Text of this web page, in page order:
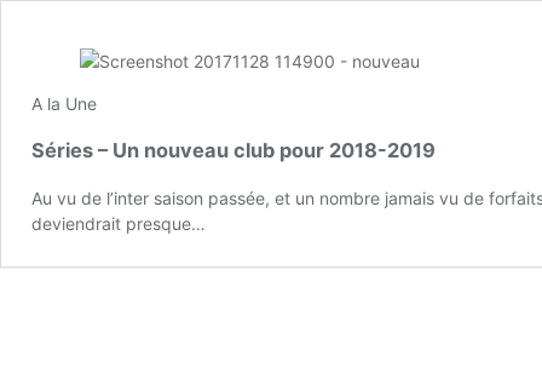
A la Une
Séries – Un nouveau club pour 2018-2019
Au vu de l’inter saison passée, et un nombre jamais vu de
deviendrait presque…